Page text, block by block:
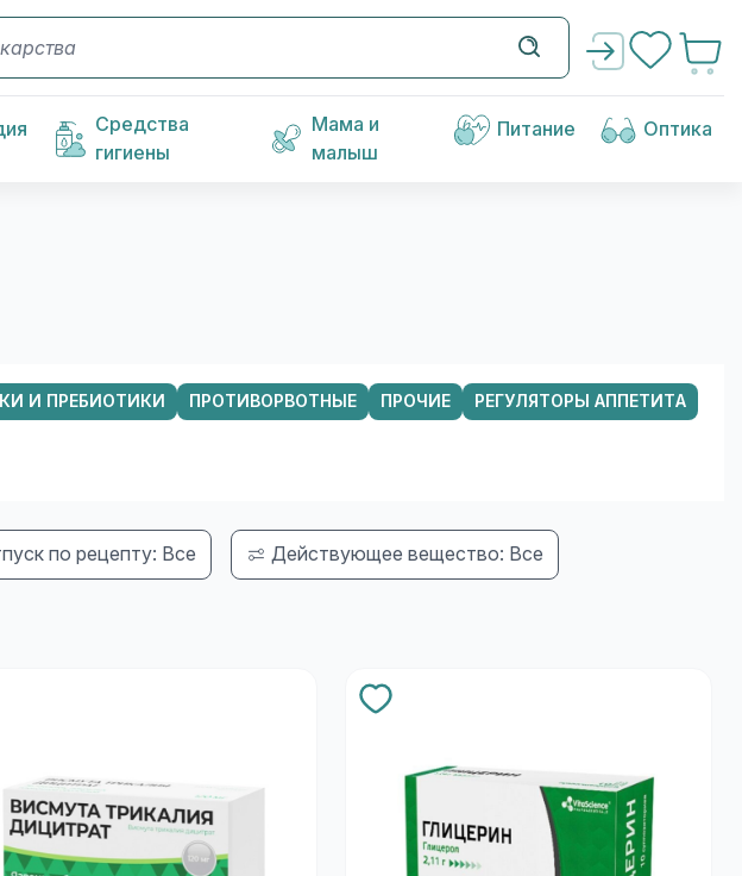
Средства
гигиены
Мама и
малыш
Питание Оптика
И ПРЕБИОТИКИ ПРОТИВОРВОТНЫЕ ПРОЧИЕ
РЕГУЛЯТОРЫ АППЕТИТА
по рецепту: Все Действующее вещество: Все